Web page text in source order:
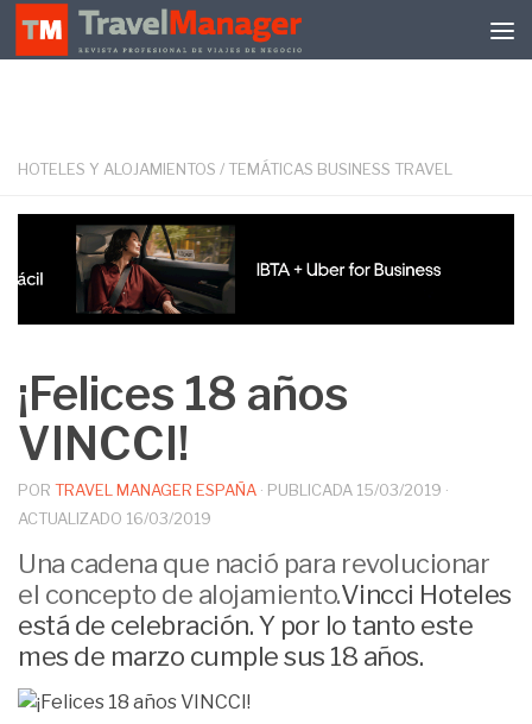
Debajo del contenido
HOTELES Y ALOJAMIENTOS / TEMÁTICAS BUSINESS TRAVEL
¡Felices 18 años
VINCCI!
POR TRAVEL MANAGER ESPAÑA · PUBLICADA 15/03/2019 ·
ACTUALIZADO 16/03/2019
Una cadena que nació para revolucionar
el concepto de alojamiento.Vincci Hoteles
está de celebración. Y por lo tanto este
mes de marzo cumple sus 18 años.